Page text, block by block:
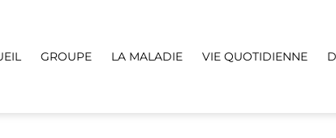
GROUPE LA MALADIE VIE QUOTIDIENNE